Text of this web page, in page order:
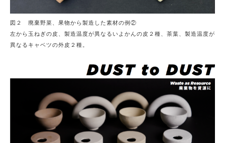
図２ 廃棄野菜、果物から製造した素材の例②
左から玉ねぎの皮、製造温度が異なるいよかんの皮２種、茶葉、製造温度が
異なるキャベツの外皮２種。